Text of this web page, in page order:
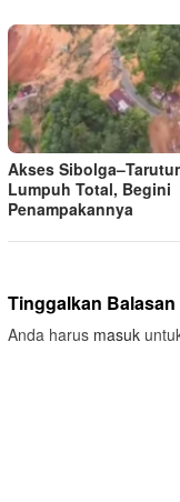
Akses
Lumpuh Total, Begini
Penampakannya
Tinggalkan Balasan
Anda harus masuk